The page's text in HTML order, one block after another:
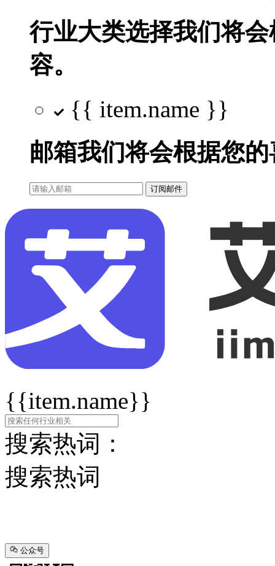
行业大类选择我们将
容。
{{ item.name }}
邮箱我们将会根据您
订阅邮件
{{item.name}}
搜索热词：
搜索热词
公众号